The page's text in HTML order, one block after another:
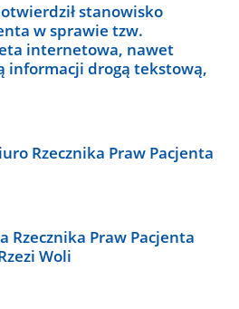
stanowisko
w sprawie tzw.
internetowa, nawet
informacji drogą tekstową,
Rzecznika Praw Pacjenta
Rzecznika Praw Pacjenta
Woli